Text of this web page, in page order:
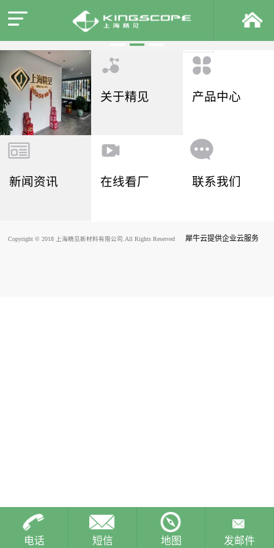
关于精见 产品中心
新闻资讯 在线看厂 联系我们
Copyright © 2018 上海精见新材料有限公司.All Rights Reserved 犀牛云提供企业云服务
电话 短信 地图 发邮件